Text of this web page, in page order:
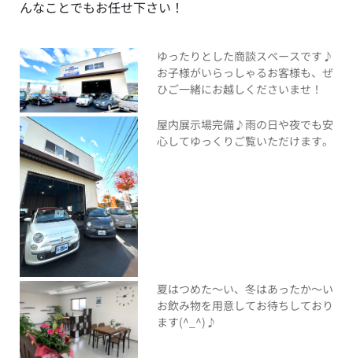
んなことでもお任せ下さい！
ゆったりとした商談スペースです♪
お子様がいらっしゃるお客様も、ぜ
ひご一緒にお越しくださいませ！
屋内展示場完備♪雨の日や夜でも安
心してゆっくりご覧いただけます。
夏はつめた～い、冬はあったか～い
お飲み物を用意してお待ちしており
ます(^_^)♪